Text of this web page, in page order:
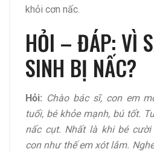
khỏi cơn nấc.
HỎI – ĐÁP: VÌ
SINH BỊ NẤC?
Hỏi: Chào bác sĩ, con em
tuổi, bé khỏe mạnh, bú tốt.
nấc cụt. Nhất là khi bé
con như thế em xót lắm.